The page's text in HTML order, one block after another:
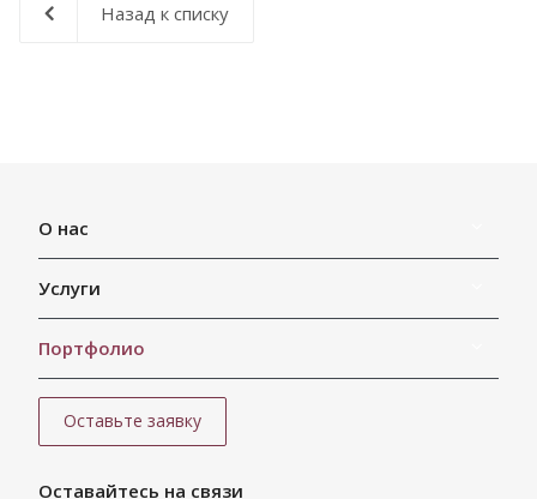
Назад к списку
О нас
Услуги
Портфолио
Оставьте заявку
Оставайтесь на связи